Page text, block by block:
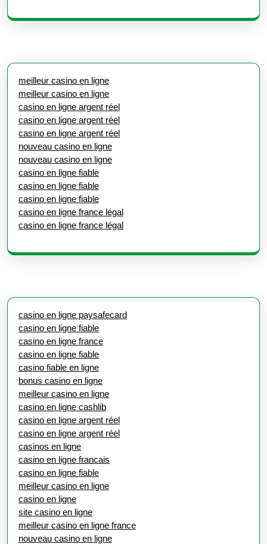
meilleur casino en ligne
meilleur casino en ligne
casino en ligne argent réel
casino en ligne argent réel
casino en ligne argent réel
nouveau casino en ligne
nouveau casino en ligne
casino en ligne fiable
casino en ligne fiable
casino en ligne fiable
casino en ligne france légal
casino en ligne france légal
casino en ligne paysafecard
casino en ligne fiable
casino en ligne france
casino en ligne fiable
casino fiable en ligne
bonus casino en ligne
meilleur casino en ligne
casino en ligne cashlib
casino en ligne argent réel
casino en ligne argent réel
casinos en ligne
casino en ligne francais
casino en ligne fiable
meilleur casino en ligne
casino en ligne
site casino en ligne
meilleur casino en ligne france
nouveau casino en ligne